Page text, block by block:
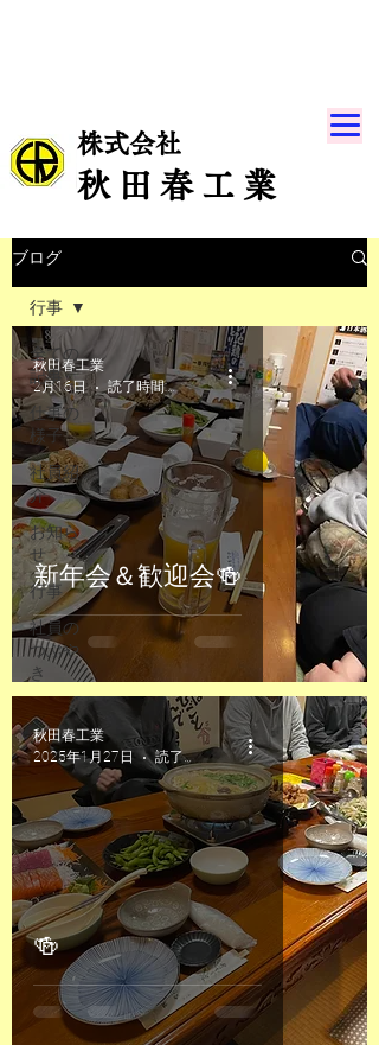
株式会社
秋 田 春 工 業
ブログ
全ての
記事
仕事の
様子
社員紹
介
お知ら
せ
行事
社員の
つぶや
き
行事
新年会＆歓迎会🍻
秋田春工業
2月16日
読了時間: 1分
🍻
秋田春工業
2025年1月27日
読了時間: 1分